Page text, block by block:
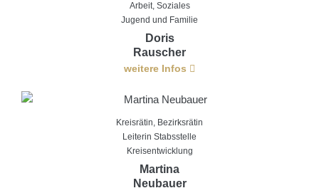
Arbeit, Soziales
Jugend und Familie
Doris
Rauscher
weitere Infos
Kreisrätin, Bezirksrätin
Leiterin Stabsstelle
Kreisentwicklung
Martina
Neubauer